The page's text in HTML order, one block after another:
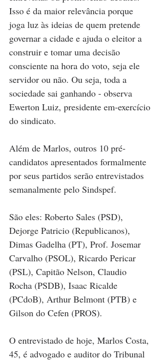
Isso é da maior relevância porque
joga luz às ideias de quem pretende
governar a cidade e ajuda o eleitor a
construir e tomar uma decisão
consciente na hora do voto, seja ele
servidor ou não. Ou seja, toda a
sociedade sai ganhando - observa
Ewerton Luiz, presidente em-exercício
do sindicato.
Além de Marlos, outros 10 pré-
candidatos apresentados formalmente
por seus partidos serão entrevistados
semanalmente pelo Sindspef.
São eles: Roberto Sales (PSD),
Dejorge Patricio (Republicanos),
Dimas Gadelha (PT), Prof. Josemar
Carvalho (PSOL), Ricardo Pericar
(PSL), Capitão Nelson, Claudio
Rocha (PSDB), Isaac Ricalde
(PCdoB), Arthur Belmont (PTB) e
Gilson do Cefen (PROS).
O entrevistado de hoje, Marlos Costa,
45, é advogado e auditor do Tribunal